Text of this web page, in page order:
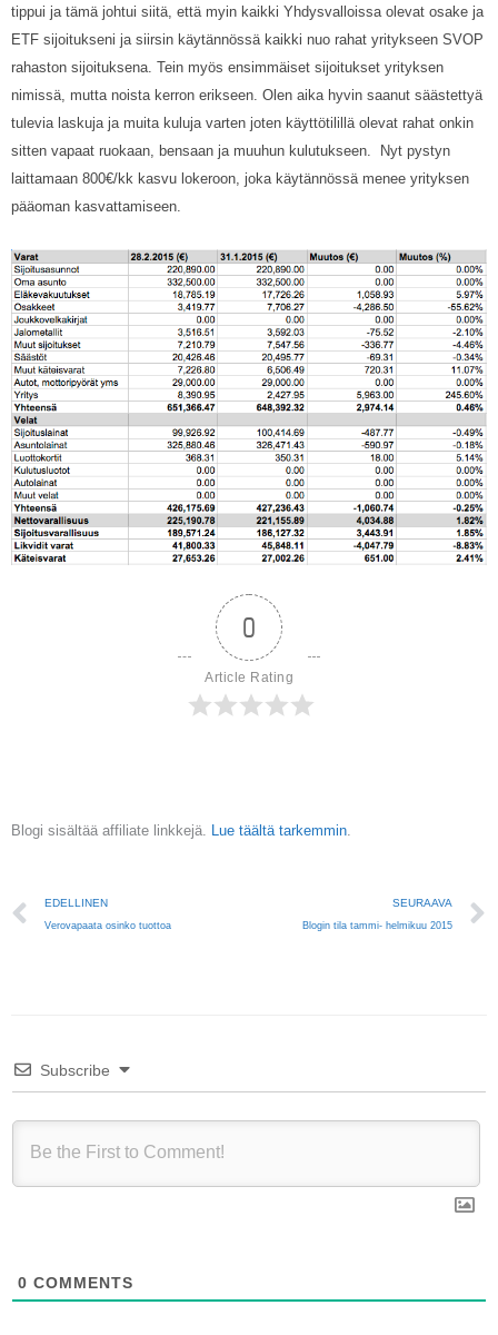
tippui ja tämä johtui siitä, että myin kaikki Yhdysvalloissa olevat osake ja
ETF sijoitukseni ja siirsin käytännössä kaikki nuo rahat yritykseen SVOP
rahaston sijoituksena. Tein myös ensimmäiset sijoitukset yrityksen
nimissä, mutta noista kerron erikseen. Olen aika hyvin saanut säästettyä
tulevia laskuja ja muita kuluja varten joten käyttötilillä olevat rahat onkin
sitten vapaat ruokaan, bensaan ja muuhun kulutukseen. Nyt pystyn
laittamaan 800€/kk kasvu lokeroon, joka käytännössä menee yrityksen
pääoman kasvattamiseen.
0
Article Rating
Blogi sisältää affiliate linkkejä. Lue täältä tarkemmin
Prev
EDELLINEN
Verovapaata osinko tuottoa
SEURAAVA
Blogin tila tammi- helmikuu 2015
Subscribe
0 COMMENTS